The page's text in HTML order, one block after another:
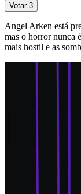
Votar 3
Angel Arken está
mas o horror nunca
mais hostil e as